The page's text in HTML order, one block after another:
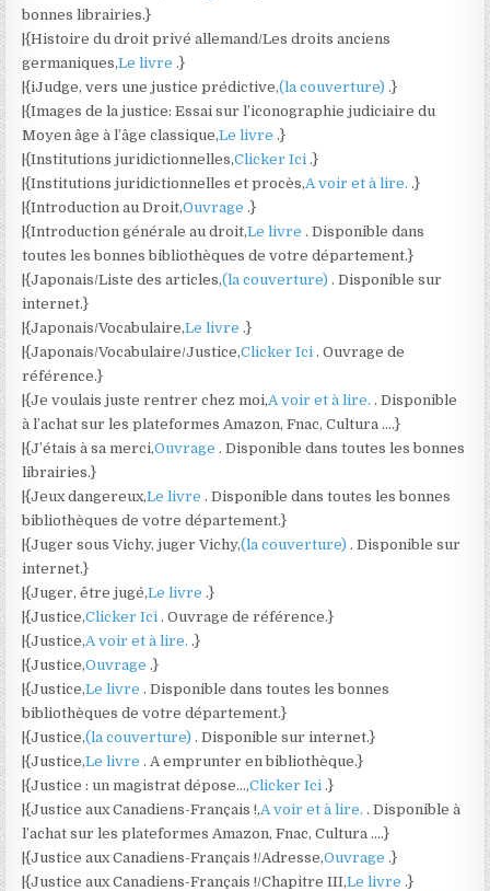
bonnes librairies.}
|{Histoire du droit privé allemand/Les droits anciens
germaniques,Le livre.}
|{iJudge, vers une justice prédictive,(la couverture).}
|{Images de la justice: Essai sur l’iconographie judiciaire du
Moyen âge à l’âge classique,Le livre.}
|{Institutions juridictionnelles,Clicker Ici.}
|{Institutions juridictionnelles et procès,A voir et à lire..}
|{Introduction au Droit,Ouvrage.}
|{Introduction générale au droit,Le livre. Disponible dans
toutes les bonnes bibliothèques de votre département.}
|{Japonais/Liste des articles,(la couverture). Disponible sur
internet.}
|{Japonais/Vocabulaire,Le livre.}
|{Japonais/Vocabulaire/Justice,Clicker Ici. Ouvrage de
référence.}
|{Je voulais juste rentrer chez moi,A voir et à lire.. Disponible
à l’achat sur les plateformes Amazon, Fnac, Cultura ….}
|{J’étais à sa merci,Ouvrage. Disponible dans toutes les bonnes
librairies.}
|{Jeux dangereux,Le livre. Disponible dans toutes les bonnes
bibliothèques de votre département.}
|{Juger sous Vichy, juger Vichy,(la couverture). Disponible sur
internet.}
|{Juger, être jugé,Le livre.}
|{Justice,Clicker Ici. Ouvrage de référence.}
|{Justice,A voir et à lire..}
|{Justice,Ouvrage.}
|{Justice,Le livre. Disponible dans toutes les bonnes
bibliothèques de votre département.}
|{Justice,(la couverture). Disponible sur internet.}
|{Justice,Le livre. A emprunter en bibliothèque.}
|{Justice : un magistrat dépose…,Clicker Ici.}
|{Justice aux Canadiens-Français !,A voir et à lire.. Disponible à
l’achat sur les plateformes Amazon, Fnac, Cultura ….}
|{Justice aux Canadiens-Français !/Adresse,Ouvrage.}
|{Justice aux Canadiens-Français !/Chapitre III,Le livre.}